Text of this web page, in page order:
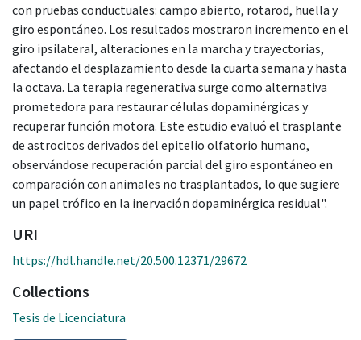
con pruebas conductuales: campo abierto, rotarod, huella y
giro espontáneo. Los resultados mostraron incremento en el
giro ipsilateral, alteraciones en la marcha y trayectorias,
afectando el desplazamiento desde la cuarta semana y hasta
la octava. La terapia regenerativa surge como alternativa
prometedora para restaurar células dopaminérgicas y
recuperar función motora. Este estudio evaluó el trasplante
de astrocitos derivados del epitelio olfatorio humano,
observándose recuperación parcial del giro espontáneo en
comparación con animales no trasplantados, lo que sugiere
un papel trófico en la inervación dopaminérgica residual".
URI
https://hdl.handle.net/20.500.12371/29672
Collections
Tesis de Licenciatura